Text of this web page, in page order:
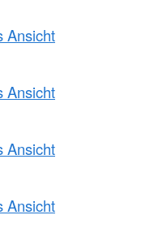
Ansicht
Ansicht
Ansicht
Ansicht